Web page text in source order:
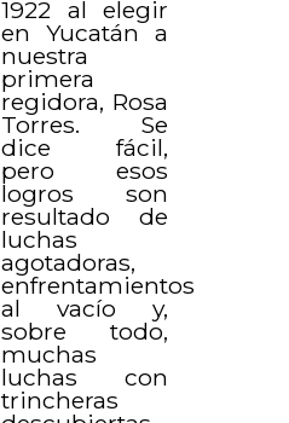
1922 al elegir
en Yucatán a
nuestra
primera
regidora, Rosa
Torres. Se
dice fácil,
pero esos
logros son
resultado de
luchas
agotadoras,
enfrentamientos
al vacío y,
sobre todo,
muchas
luchas con
trincheras